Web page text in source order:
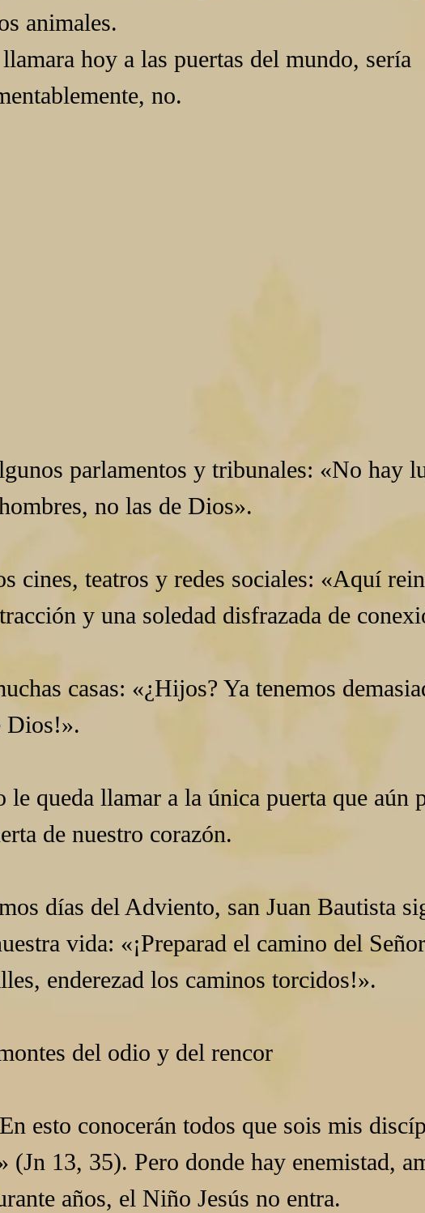
animales.
llamara hoy a las puertas del mundo, sería
no.
parlamentos y tribunales: «No hay
no las de Dios».
cines, teatros y redes sociales: «Aquí
y una soledad disfrazada de
casas: «¿Hijos? Ya tenemos
Dios!».
queda llamar a la única puerta que aún
de nuestro corazón.
días del Adviento, san Juan Bautista
vida: «¡Preparad el camino del
enderezad los caminos torcidos!».
del odio y del rencor
esto conocerán todos que sois mis
(Jn 13, 35). Pero donde hay enemistad,
años, el Niño Jesús no entra.